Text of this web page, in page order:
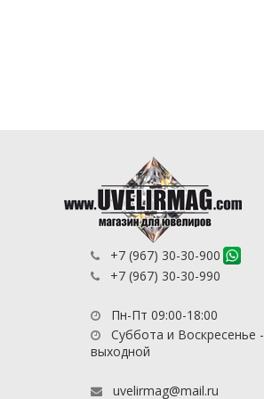
+7 (967) 30-30-900
+7 (967) 30-30-990
Пн-Пт 09:00-18:00
Суббота и Воскресенье -
выходной
uvelirmag@mail.ru